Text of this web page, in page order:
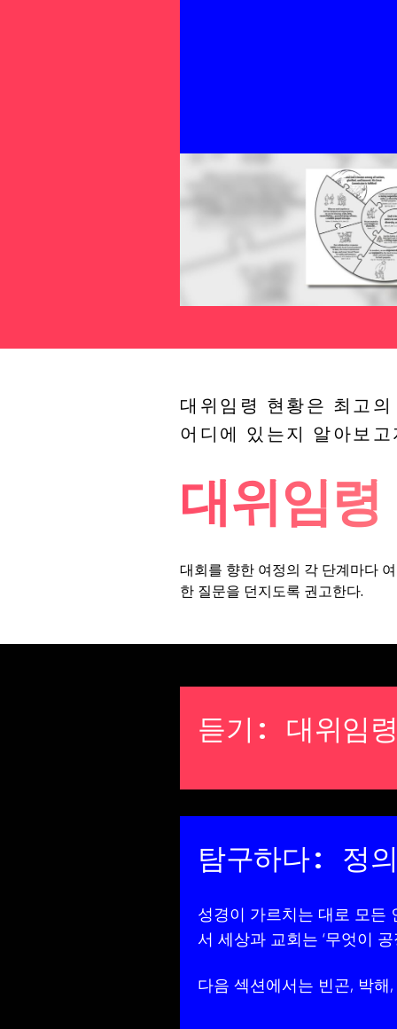
대위임령 현황은 최고
어디에 있는지 알아보
대위임
대회를 향한 여정의 각 단계마다
한 질문을 던지도록 권고한다.
듣기: 대위임
탐구하다: 정
성경이 가르치는 대로 모든
서 세상과 교회는 ‘무엇이
다음 섹션에서는 빈곤, 박